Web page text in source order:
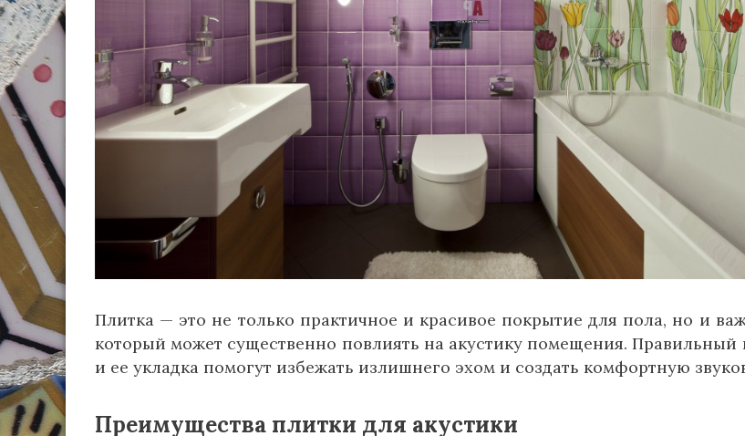
Плитка — это не только практичное и красивое покрытие для пола, но и
который может существенно повлиять на акустику помещения. Правильный
и ее укладка помогут избежать излишнего эхом и создать комфортную
Преимущества плитки для акустики